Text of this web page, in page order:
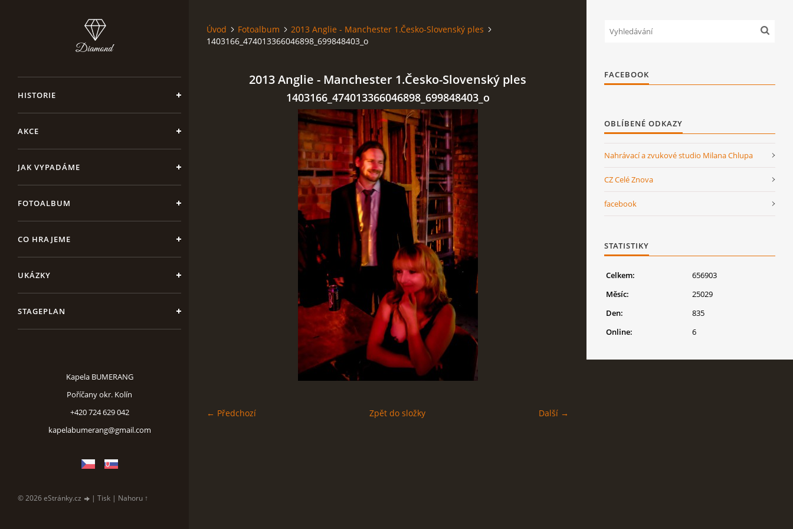
HISTORIE
AKCE
JAK VYPADÁME
FOTOALBUM
CO HRAJEME
UKÁZKY
STAGEPLAN
Kapela BUMERANG
Poříčany okr. Kolín
+420 724 629 042
kapelabumerang@gmail.com
© 2026 eStránky.cz | Tisk | Nahoru ↑
Úvod Fotoalbum
2013 Anglie - Manchester 1.Česko-Slovenský ples
1403166_474013366046898_699848403_o
2013 Anglie - Manchester 1.Česko-Slovenský ples
1403166_474013366046898_699848403_o
← Předchozí Další →
Zpět do složky
FACEBOOK
OBLÍBENÉ ODKAZY
Nahrávací a zvukové studio Milana Chlupa
CZ Celé Znova
facebook
STATISTIKY
Online: 6
Celkem:
656903
Měsíc:
25029
Den:
835